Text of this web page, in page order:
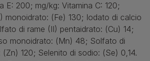
E: 200; mg/kg: Vitamina C: 120;
monoidrato: (Fe) 130; Iodato di calcio
di rame (II) pentaidrato: (Cu) 14;
monoidrato: (Mn) 48; Solfato di
120; Selenito di sodio: (Se) 0,14.